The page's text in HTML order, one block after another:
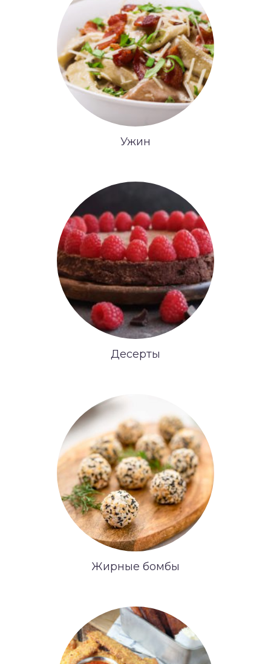
Ужин
Десерты
Жирные бомбы